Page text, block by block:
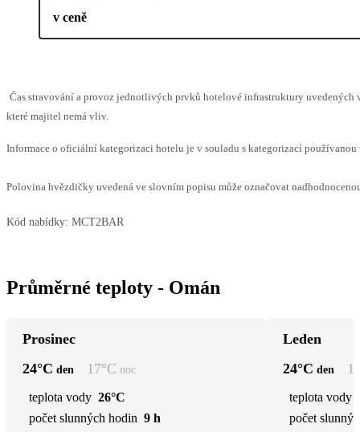
v ceně
Čas stravování a provoz jednotlivých prvků hotelové infrastruktury uvedených
které majitel nemá vliv.
Informace o oficiální kategorizaci hotelu je v souladu s kategorizací
Polovina hvězdičky uvedená ve slovním popisu může označovat
Kód nabídky: MCT2BAR
Průměrné teploty - Omán
Prosinec
24°C den 17°C noc
teplota vody 26°C
počet slunných hodin 9 h
Leden
24°C den
teplota vody
počet